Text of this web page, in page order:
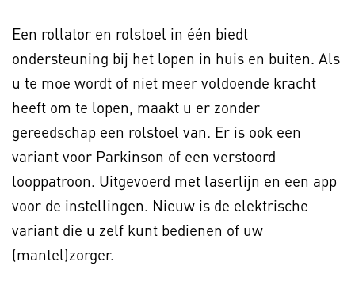
Een rollator en rolstoel in één biedt
ondersteuning bij het lopen in huis en buiten. Als
u te moe wordt of niet meer voldoende kracht
heeft om te lopen, maakt u er zonder
gereedschap een rolstoel van. Er is ook een
variant voor Parkinson of een verstoord
looppatroon. Uitgevoerd met laserlijn en een app
voor de instellingen. Nieuw is de elektrische
variant die u zelf kunt bedienen of uw
(mantel)zorger.